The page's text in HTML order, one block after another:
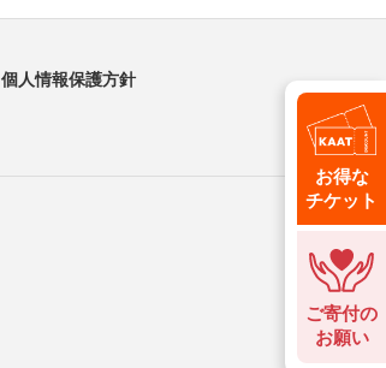
お得な
チケット
ご寄付の
お願い
個人情報保護方針